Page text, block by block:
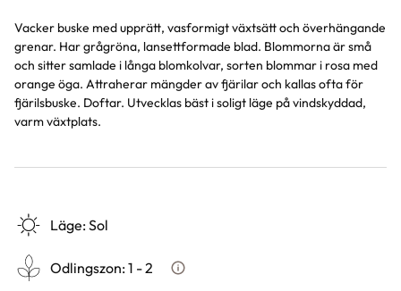
Vacker buske med upprätt, vasformigt växtsätt och överhängande
grenar. Har grågröna, lansettformade blad. Blommorna är små
och sitter samlade i långa blomkolvar, sorten blommar i rosa med
orange öga. Attraherar mängder av fjärilar och kallas ofta för
fjärilsbuske. Doftar. Utvecklas bäst i soligt läge på vindskyddad,
varm växtplats.
Läge:Sol
Odlingszon:1 - 2 Vad är odlingszon?